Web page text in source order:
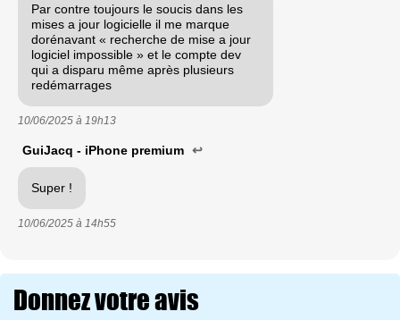
Par contre toujours le soucis dans les
mises a jour logicielle il me marque
dorénavant « recherche de mise a jour
logiciel impossible » et le compte dev
qui a disparu même après plusieurs
redémarrages
10/06/2025 à 19h13
GuiJacq - iPhone premium ↩
Super !
10/06/2025 à 14h55
Donnez votre avis